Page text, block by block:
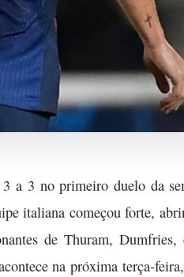
a 3 no primeiro duelo da
italiana começou forte,
de Thuram, Dumfries,
na próxima terça-